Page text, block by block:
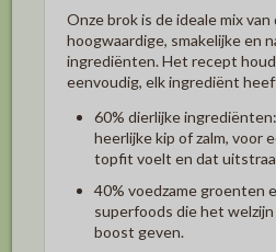
Onze brok is de ideale mix van
hoogwaardige, smakelijke en
ingrediënten. Het recept
eenvoudig, elk ingrediënt
60% dierlijke
heerlijke kip of zalm, voor
topfit voelt en dat
40% voedzame groenten
superfoods die het
boost geven.